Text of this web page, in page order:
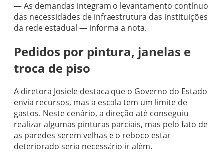
— As demandas integram o levantamento contínuo
das necessidades de infraestrutura das instituições
da rede estadual — informa a nota.
Pedidos por pintura, janelas e
troca de piso
A diretora Josiele destaca que o Governo do Estado
envia recursos, mas a escola tem um limite de
gastos. Neste cenário, a direção até conseguiu
realizar algumas pinturas parciais, mas pelo fato de
as paredes serem velhas e o reboco estar
deteriorado seria necessário ir além.